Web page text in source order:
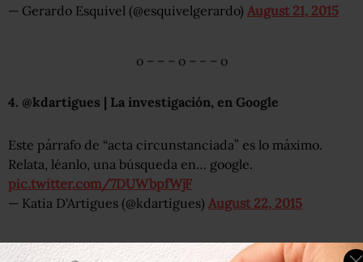
— Gerardo Esquivel (@esquivelgerardo) August 21, 2015
o – – – o – – – o
4. @kdartigues | La investigación, en Google
Este párrafo de “acta circunstanciada” es lo máximo.
Relata, léanlo, una búsqueda en… google.
pic.twitter.com/7DUWbpfWjF
— Katia D'Artigues (@kdartigues) August 22, 2015
o – – – o – – – o